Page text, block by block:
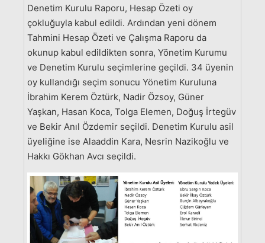
Denetim Kurulu Raporu, Hesap Özeti oy
çokluğuyla kabul edildi. Ardından yeni dönem
Tahmini Hesap Özeti ve Çalışma Raporu da
okunup kabul edildikten sonra, Yönetim Kurumu
ve Denetim Kurulu seçimlerine geçildi. 34 üyenin
oy kullandığı seçim sonucu Yönetim Kuruluna
İbrahim Kerem Öztürk, Nadir Özsoy, Güner
Yaşkan, Hasan Koca, Tolga Elemen, Doğuş İrtegüv
ve Bekir Anıl Özdemir seçildi. Denetim Kurulu asil
üyeliğine ise Alaaddin Kara, Nesrin Nazikoğlu ve
Hakkı Gökhan Avcı seçildi.